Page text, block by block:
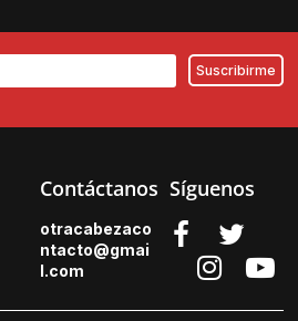
Contáctanos
otracabezaco
ntacto@gmai
l.com
Síguenos